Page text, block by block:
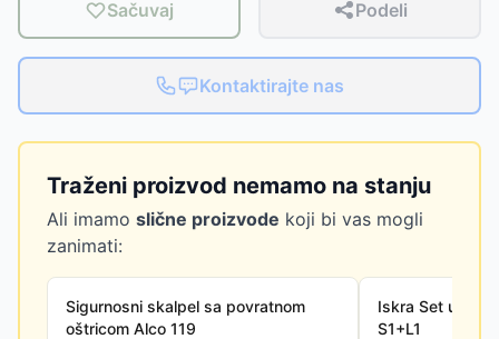
Sačuvaj Podeli
Kontaktirajte nas
Traženi proizvod nemamo na stanju
Ali imamo slične proizvode koji bi vas mogli
zanimati:
Sigurnosni skalpel sa povratnom
oštricom Alco 119
Iskra Set
S1+L1